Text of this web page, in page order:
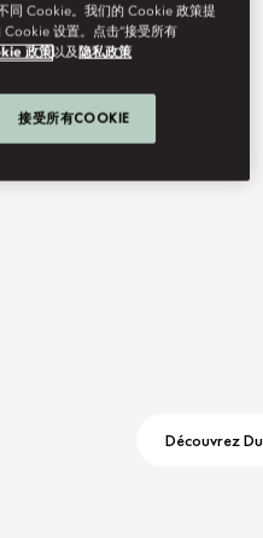
Découvrez
同 Cookie。我们的 Cookie 政策提
设置。点击“接受所有
政策以及 隐私政策
接受所有COOKIE